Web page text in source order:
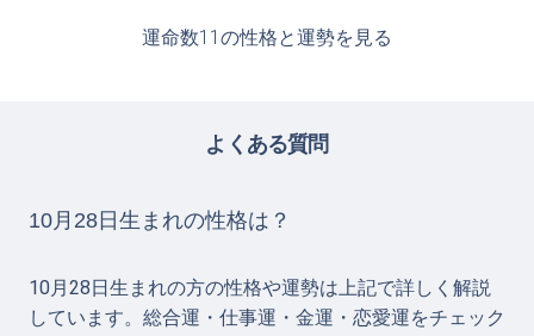
運命数11の性格と運勢を見る
よくある質問
10月28日生まれの性格は？
10月28日生まれの方の性格や運勢は上記で詳しく解説
しています。総合運・仕事運・金運・恋愛運をチェック